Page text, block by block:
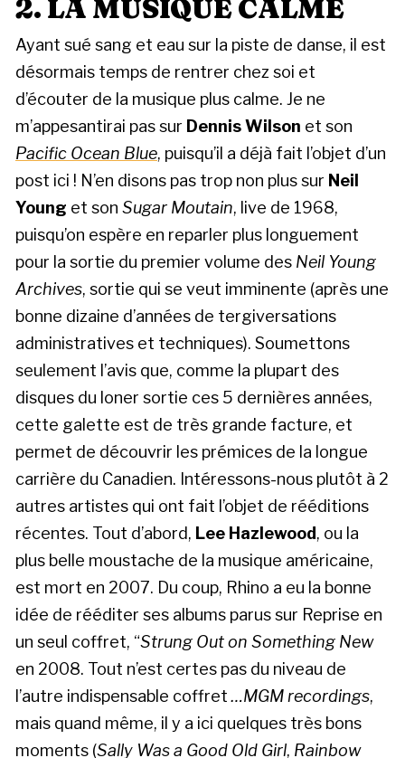
2. LA MUSIQUECALME
Ayant sué sang et eau sur la piste de danse, il est
désormais temps de rentrer chez soi et
d’écouter de la musique plus calme. Je ne
m’appesantirai pas sur Dennis Wilson et son
Pacific Ocean Blue, puisqu’il a déjà fait l’objet d’un
post ici ! N’en disons pas trop non plus sur Neil
Young et son Sugar Moutain, live de 1968,
puisqu’on espère en reparler plus longuement
pour la sortie du premier volume des Neil Young
Archives, sortie qui se veut imminente (après une
bonne dizaine d’années de tergiversations
administratives et techniques). Soumettons
seulement l’avis que, comme la plupart des
disques du loner sortie ces 5 dernières années,
cette galette est de très grande facture, et
permet de découvrir les prémices de la longue
carrière du Canadien. Intéressons-nous plutôt à 2
autres artistes qui ont fait l’objet de rééditions
récentes. Tout d’abord, Lee Hazlewood, ou la
plus belle moustache de la musique américaine,
est mort en 2007. Du coup, Rhino a eu la bonne
idée de rééditer ses albums parus sur Reprise en
un seul coffret, “Strung Out on Something New
en 2008. Tout n’est certes pas du niveau de
l’autre indispensable coffret…MGM recordings,
mais quand même, il y a ici quelques très bons
moments (Sally Was a Good Old Girl, Rainbow